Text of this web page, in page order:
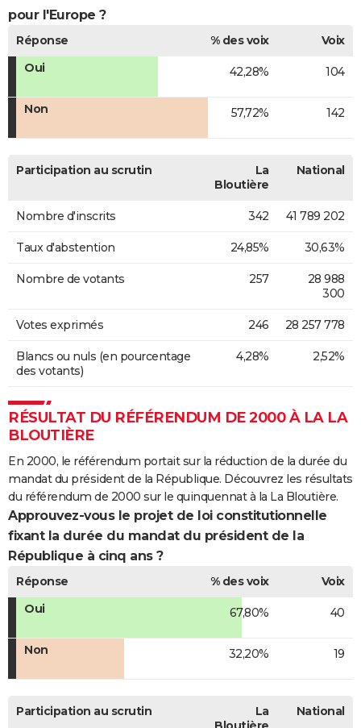
pour l'Europe ?
Réponse % des voix
Voix
Oui
42,28% 104
Non 57,72% 142
Participation au scrutin
La
Bloutière
National
Nombre d'inscrits 342 41 789 202
Taux d'abstention 24,85% 30,63%
Nombre de votants 257
28 988
300
Votes exprimés 246 28 257 778
Blancs ou nuls (en pourcentage
des votants)
4,28% 2,52%
RÉSULTAT DU RÉFÉRENDUM DE 2000 À LA LA
BLOUTIÈRE
En 2000, le référendum portait sur la réduction de la durée du
mandat du président de la République. Découvrez les résultats
du référendum de 2000 sur le quinquennat à la La Bloutière.
Approuvez-vous le projet de loi constitutionnelle
fixant la durée du mandat du président de la
République à cinq ans ?
Réponse % des voix
Voix
Oui
67,80% 40
Non 32,20% 19
Participation au scrutin
La
National